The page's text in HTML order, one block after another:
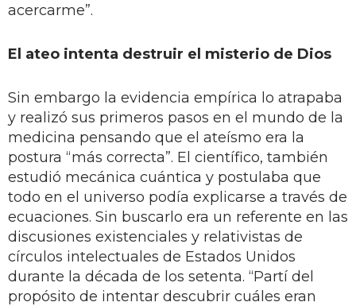
acercarme”.
El ateo intenta destruir el misterio de Dios
Sin embargo la evidencia empírica lo atrapaba
y realizó sus primeros pasos en el mundo de la
medicina pensando que el ateísmo era la
postura “más correcta”. El científico, también
estudió mecánica cuántica y postulaba que
todo en el universo podía explicarse a través de
ecuaciones. Sin buscarlo era un referente en las
discusiones existenciales y relativistas de
círculos intelectuales de Estados Unidos
durante la década de los setenta. “Partí del
propósito de intentar descubrir cuáles eran